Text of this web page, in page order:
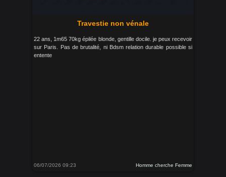
Travestie non vénale
22 ans, 1m65 70kg épilée blonde, gentille docile. je peux recevoir
sur Paris. Pas de brutalité, ni Bdsm relation durable possible si
entente
06/07/2026 09:23 Homme cherche Femme